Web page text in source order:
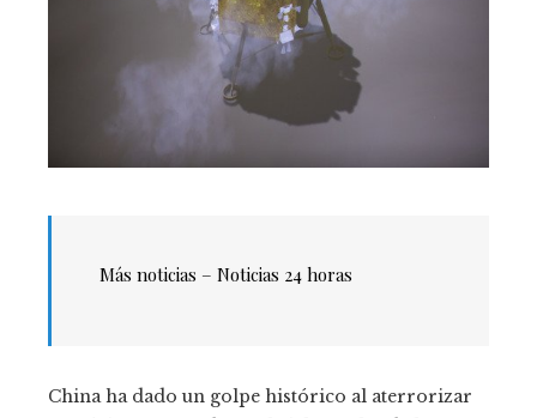
Más noticias – Noticias 24 horas
China ha dado un golpe histórico al aterrorizar